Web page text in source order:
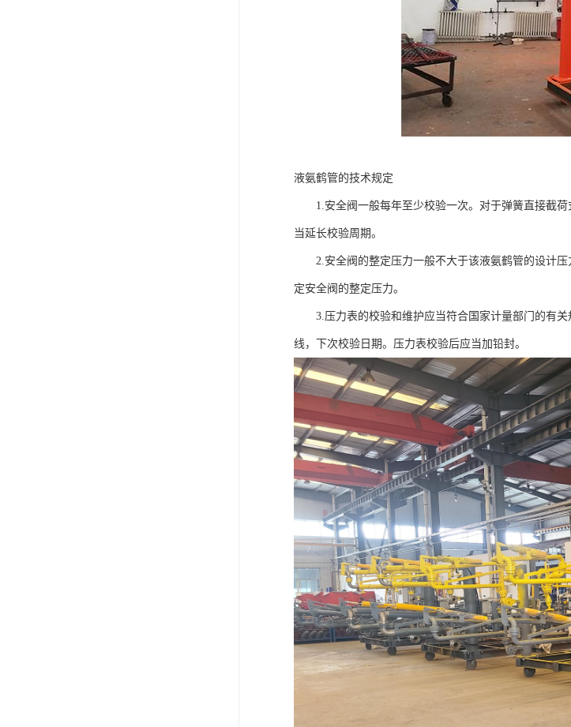
液氨鹤管的技术规定
1.安全阀一般每年至少校验一次。对于弹簧直接截荷
当延长校验周期。
2.安全阀的整定压力一般不大于该液氨鹤管的设计压
定安全阀的整定压力。
3.压力表的校验和维护应当符合国家计量部门的有关
线，下次校验日期。压力表校验后应当加铅封。